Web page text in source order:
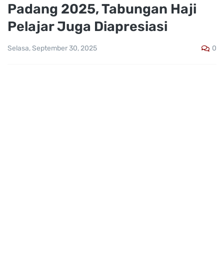
Padang 2025, Tabungan Haji
Pelajar Juga Diapresiasi
Selasa, September 30, 2025 0